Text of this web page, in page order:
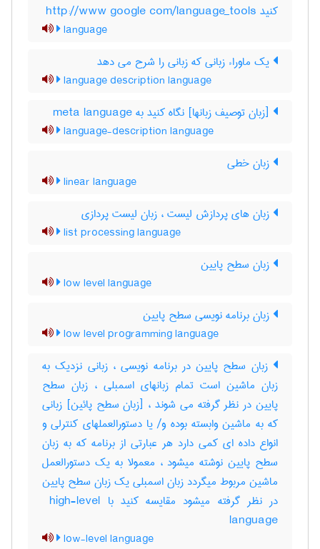
کنید http://www google com/language_tools
language
یک ماوراء زبانی که زبانی را شرح می دهد
language description language
[زبان توصیف زبانها] نگاه کنید به ‎ meta language
language-description language
زبان خطی
linear language
زبان های پردازش لیست ، زبان لیست پردازی
list processing language
زبان سطح پایین
low level language
زبان برنامه نویسی سطح پایین
low level programming language
زبان سطح پایین در برنامه نویسی ، زبانی نزدیک به
زبان ماشین است تمام زبانهای اسمبلی ، زبان سطح
پایین در نظر گرفته می شوند ، [زبان سطح پائین] زبانی
که به ماشین وابسته بوده و‎/ یا دستورالعملهای کنترلی و
انواع داده ای کمی دارد هر عبارتی از برنامه که به زبان
سطح پایین نوشته میشود ، معمولا به یک دستورالعمل
ماشین مربوط میگردد زبان اسمبلی یک زبان سطح پایین
در نظر گرفته میشود مقایسه کنید با ‎ high-level
language
low-level language